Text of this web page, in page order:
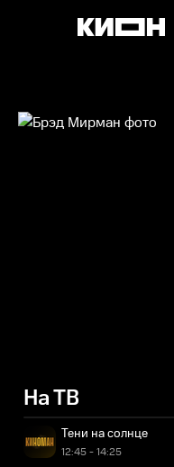
На ТВ
Тени на солнце
12:45 - 14:25